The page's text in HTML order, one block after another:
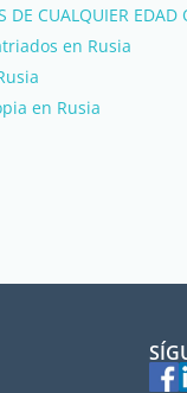
DE CUALQUIER
en Rusia
en Rusia